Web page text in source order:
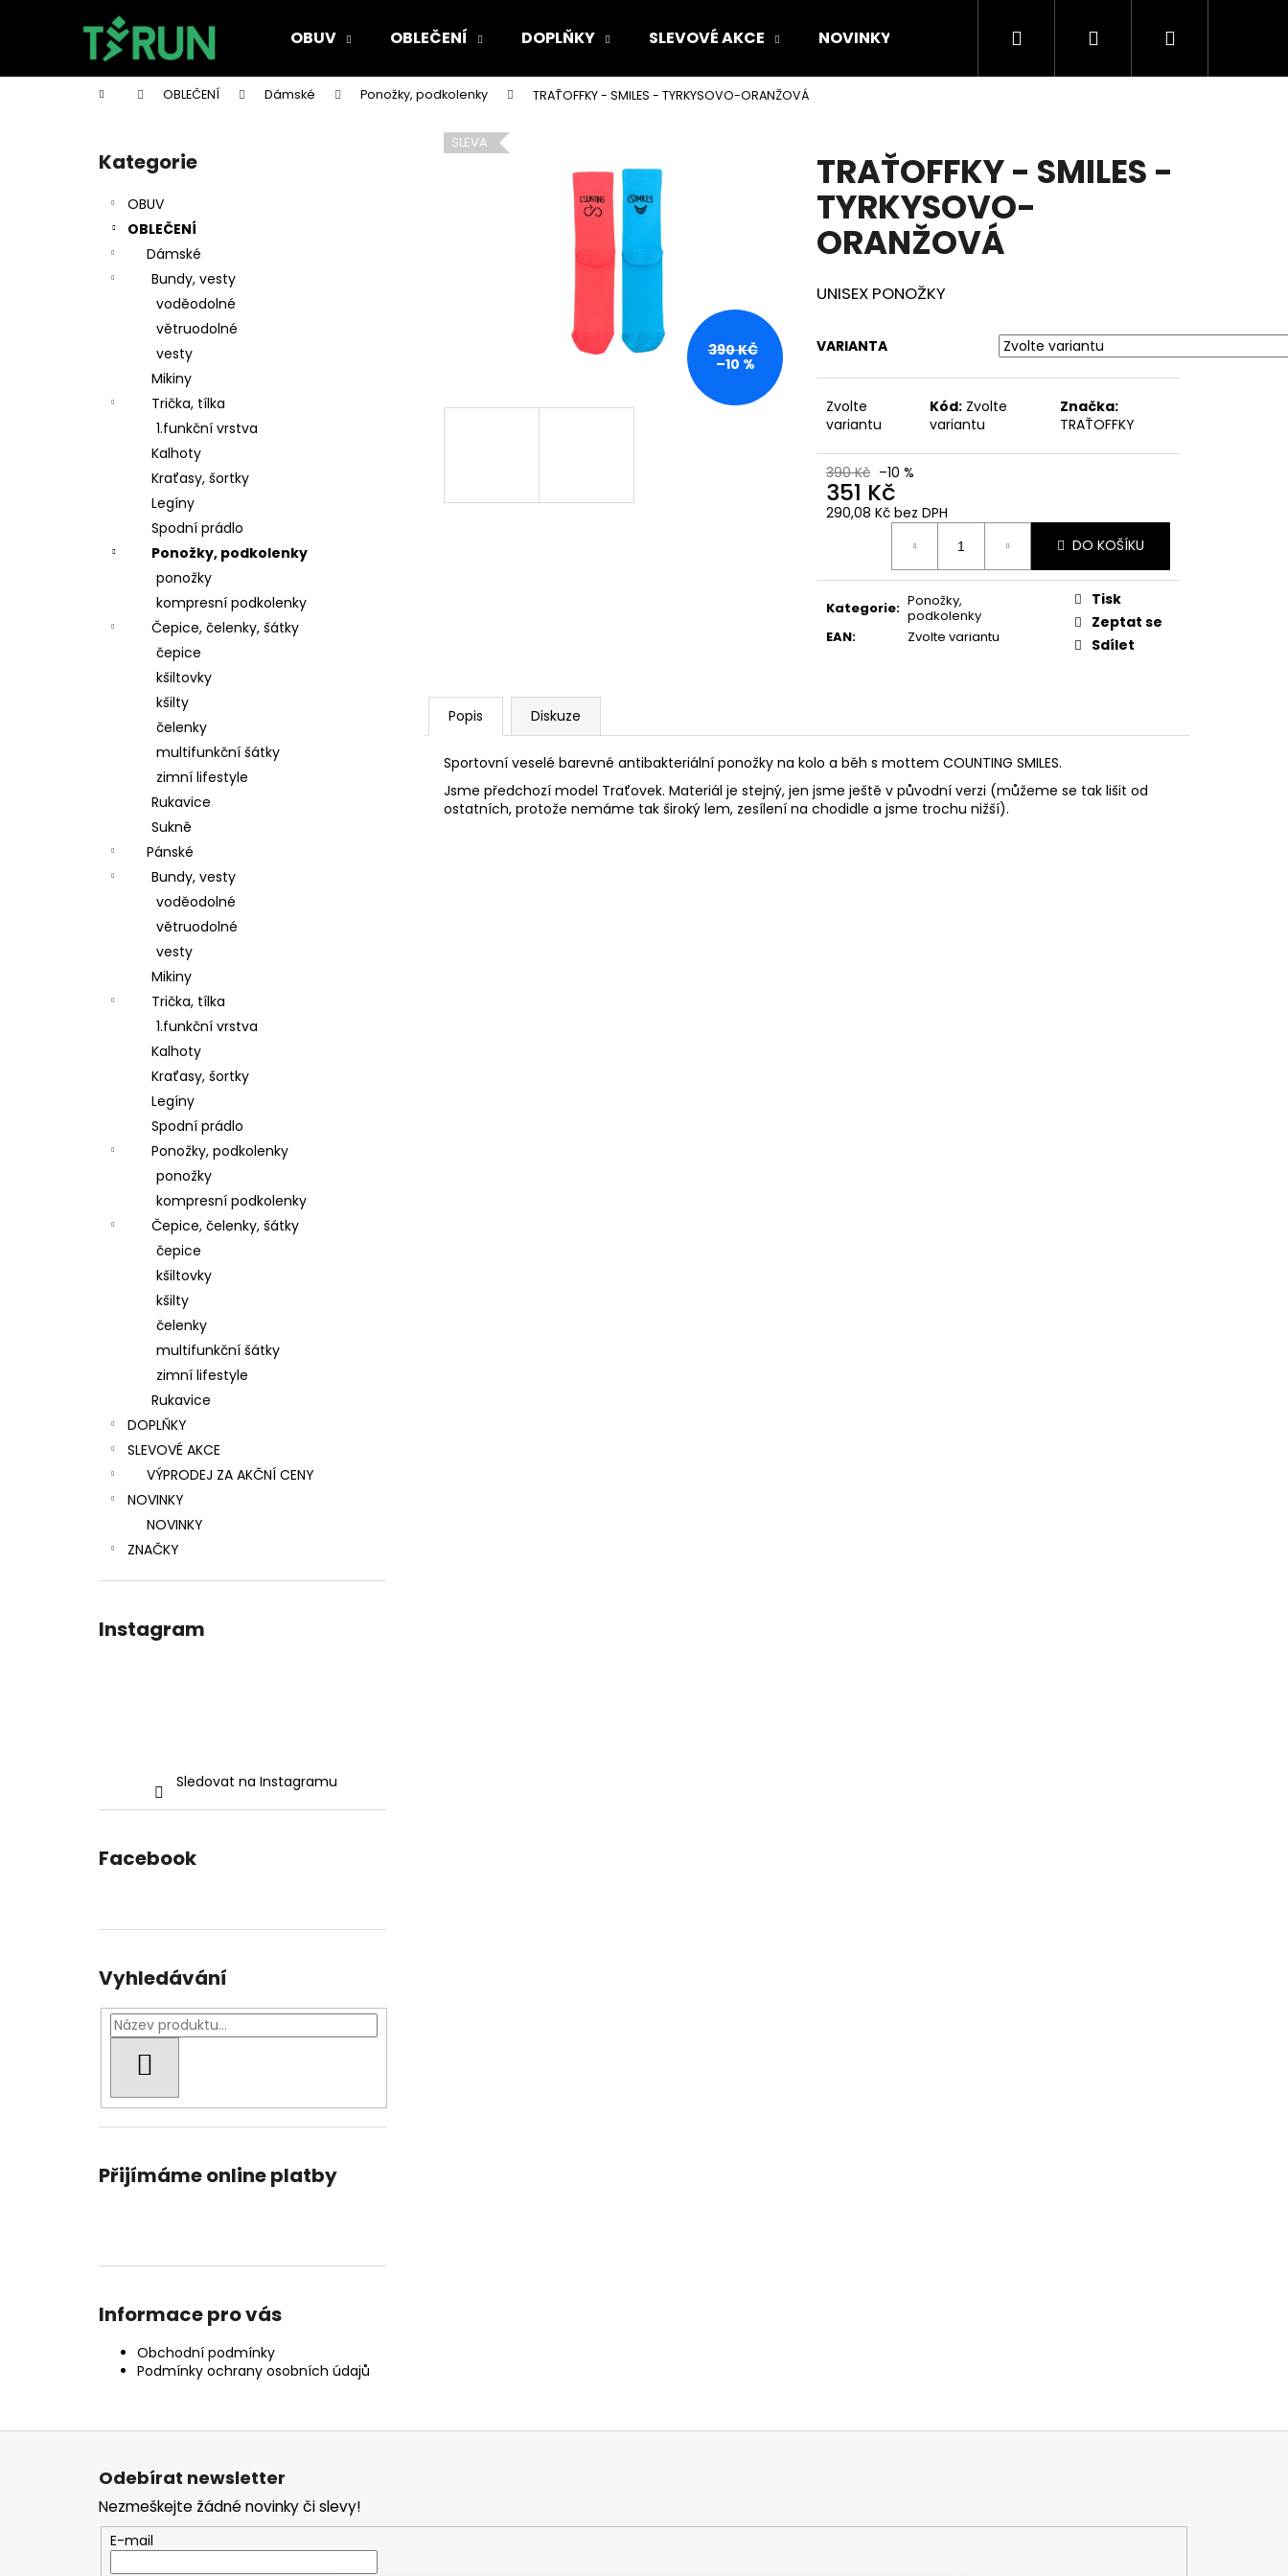
OBUV OBLEČENÍ DOPLŇKY SLEVOVÉ AKCE NOVINKY KOMUNITA
Hledat PřihlášeníNákupní
Domů OBLEČENÍ Dámské Ponožky, podkolenky TRAŤOFFKY - SMILES - TYRKYSOVO-ORANŽOVÁ
Přeskočit
kategorie
Kategorie
OBUV
OBLEČENÍ
Dámské
Bundy, vesty
voděodolné
větruodolné
vesty
Mikiny
Trička, tílka
1.funkční vrstva
Kalhoty
Kraťasy, šortky
Legíny
Spodní prádlo
Ponožky, podkolenky
ponožky
kompresní podkolenky
Čepice, čelenky, šátky
čepice
kšiltovky
kšilty
čelenky
multifunkční šátky
zimní lifestyle
Rukavice
Sukně
Pánské
Bundy, vesty
voděodolné
větruodolné
vesty
Mikiny
Trička, tílka
1.funkční vrstva
Kalhoty
Kraťasy, šortky
Legíny
Spodní prádlo
Ponožky, podkolenky
ponožky
kompresní podkolenky
Čepice, čelenky, šátky
čepice
kšiltovky
kšilty
čelenky
multifunkční šátky
zimní lifestyle
Rukavice
DOPLŇKY
SLEVOVÉ AKCE
VÝPRODEJ ZA AKČNÍ CENY
NOVINKY
NOVINKY
ZNAČKY
Instagram
Sledovat na Instagramu
Facebook
Vyhledávání
Přijímáme online platby
Informace pro vás
Obchodní podmínky
Podmínky ochrany osobních údajů
TRAŤOFFKY - SMILES -
TYRKYSOVO-
ORANŽOVÁ
UNISEX PONOŽKY
VARIANTA
Zvolte
variantu
Kód: Zvolte
variantu
Značka:
TRAŤOFFKY
390 Kč –10 %
351 Kč
290,08 Kč bez DPH
DO KOŠÍKU
Kategorie: Ponožky,
podkolenky
EAN: Zvolte variantu
Tisk
Zeptat se
Sdílet
SLEVA
390 KČ
–10 %
Popis Diskuze
Sportovní veselé barevné antibakteriální ponožky na kolo a běh s mottem COUNTING SMILES.
Jsme předchozí model Traťovek. Materiál je stejný, jen jsme ještě v původní verzi (můžeme se tak lišit od
ostatních, protože nemáme tak široký lem, zesílení na chodidle a jsme trochu nižší).
í
do
do
Co potřebujete najít?
Doporučujeme
Odebírat newsletter
Nezmeškejte žádné novinky či slevy!
E-mail